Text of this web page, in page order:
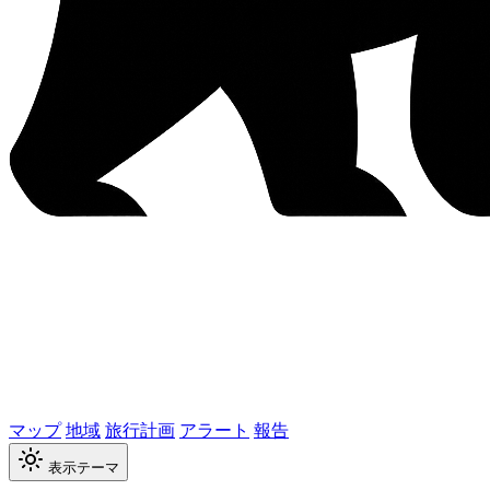
マップ地域旅行計画 アラート 報告
表示テーマ